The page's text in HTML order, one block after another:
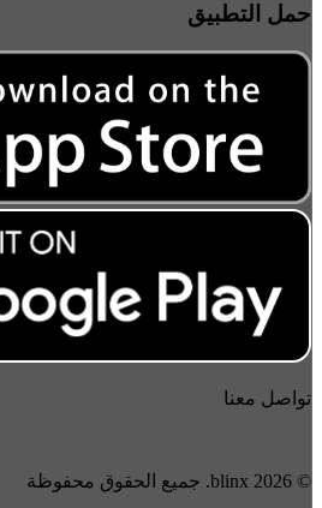
حمل التطبيق
تواصل معنا
© 2026 blinx. جميع الحقوق محفوظة